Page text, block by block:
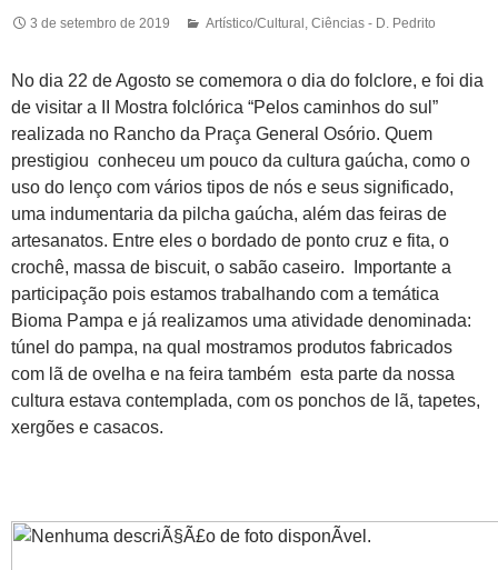
3 de setembro de 2019 Artístico/Cultural Ciências - D. Pedrito
No dia 22 de Agosto se comemora o dia do folclore, e foi dia
de visitar a II Mostra folclórica “Pelos caminhos do sul”
realizada no Rancho da Praça General Osório. Quem
prestigiou conheceu um pouco da cultura gaúcha, como o
uso do lenço com vários tipos de nós e seus significado,
uma indumentaria da pilcha gaúcha, além das feiras de
artesanatos. Entre eles o bordado de ponto cruz e fita, o
crochê, massa de biscuit, o sabão caseiro. Importante a
participação pois estamos trabalhando com a temática
Bioma Pampa e já realizamos uma atividade denominada:
túnel do pampa, na qual mostramos produtos fabricados
com lã de ovelha e na feira também esta parte da nossa
cultura estava contemplada, com os ponchos de lã, tapetes,
xergões e casacos.